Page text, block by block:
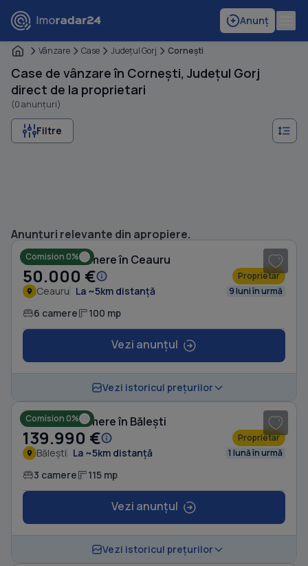
Anunț
Vânzare Case Judeţul Gorj Corneşti
Case de vânzare în Cornești, Județul Gorj
direct de la proprietari
(0 anunțuri)
Filtre
Anunțuri relevante din apropiere.
Comision 0%
Casă cu 6 camere în Ceauru
50.000 € Proprietar
Ceauru La ~5km distanță 9 luni în urmă
6 camere 100 mp
Vezi anunțul
Vezi istoricul prețurilor
Comision 0%
Casă cu 3 camere în Bălești
139.990 € Proprietar
Bălești La ~5km distanță 1 lună în urmă
3 camere 115 mp
Vezi anunțul
Vezi istoricul prețurilor